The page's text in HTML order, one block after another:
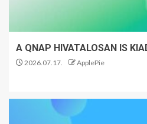
A QNAP HIVATALOSAN IS
2026.07.17. ApplePie